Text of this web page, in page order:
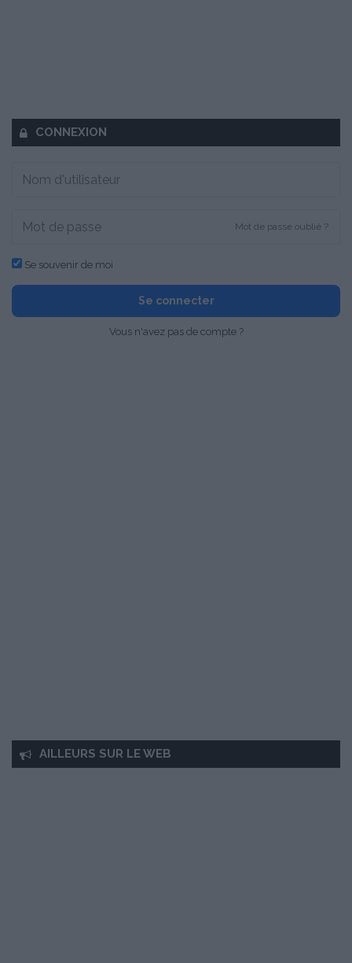
CONNEXION
Mot de passe oublié ?
Se souvenir de moi
Se connecter
Vous n'avez pas de compte ?
AILLEURS SUR LE WEB